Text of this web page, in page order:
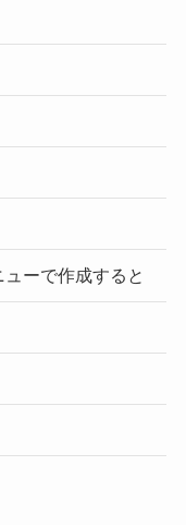
ーで作成すると